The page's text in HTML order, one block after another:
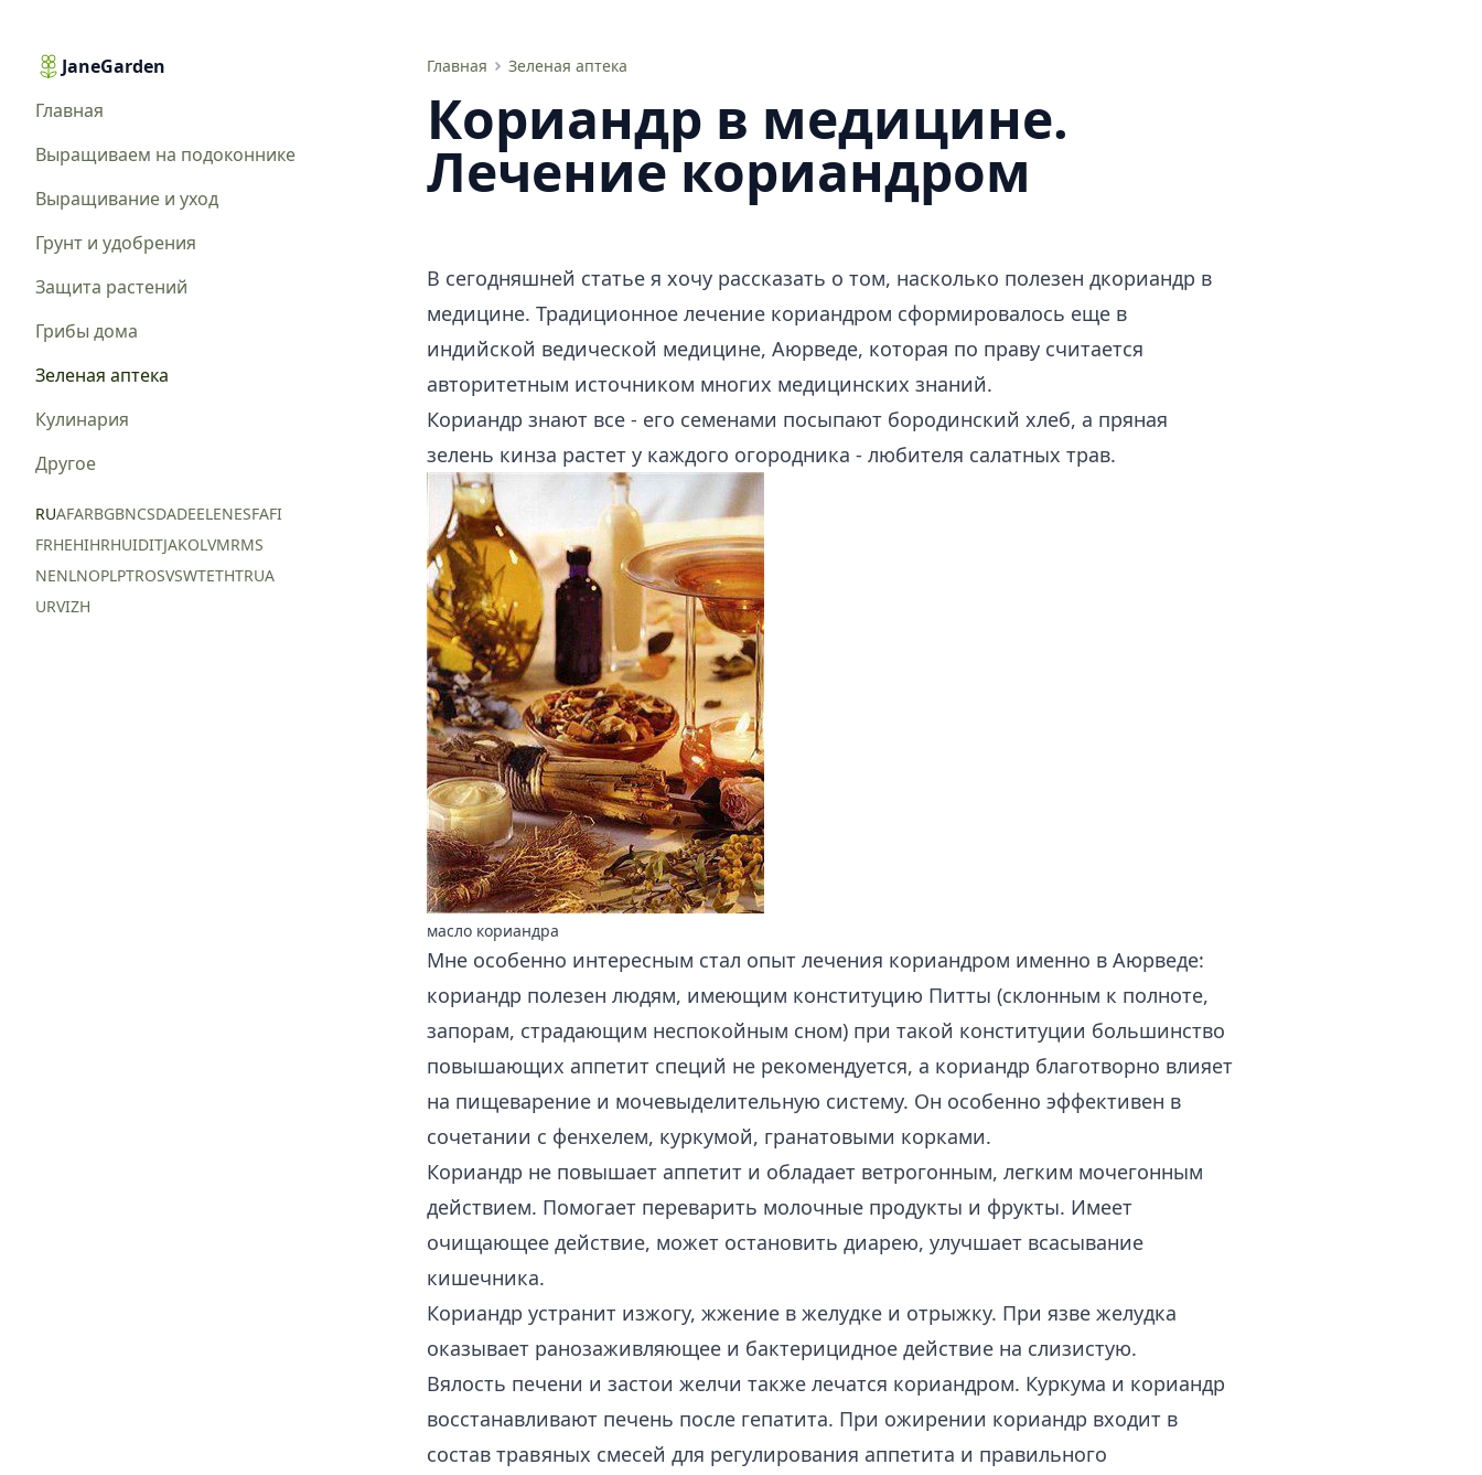
JaneGarden
Главная
Выращиваем на подоконнике
Выращивание и уход
Грунт и удобрения
Защита растений
Грибы дома
Зеленая аптека
Кулинария
Другое
RUAFARBGBNCSDADEELENESFAFI
FRHEHIHRHUIDITJAKOLVMRMS
NENLNOPLPTROSVSWTETHTRUA
URVIZH
Главная Зеленая аптека
Кориандр в медицине. Лечение кориандром
Кориандр в медицине.
Лечение кориандром
В сегодняшней статье я хочу рассказать о том, насколько полезен дкориандр в
медицине. Традиционное лечение кориандром сформировалось еще в
индийской ведической медицине, Аюрведе, которая по праву считается
авторитетным источником многих медицинских знаний.
Кориандр знают все - его семенами посыпают бородинский хлеб, а пряная
зелень кинза растет у каждого огородника - любителя салатных трав.
масло кориандра
Мне особенно интересным стал опыт лечения кориандром именно в Аюрведе:
кориандр полезен людям, имеющим конституцию Питты (склонным к полноте,
запорам, страдающим неспокойным сном) при такой конституции большинство
повышающих аппетит специй не рекомендуется, а кориандр благотворно влияет
на пищеварение и мочевыделительную систему. Он особенно эффективен в
сочетании с фенхелем, куркумой, гранатовыми корками.
Кориандр не повышает аппетит и обладает ветрогонным, легким мочегонным
действием. Помогает переварить молочные продукты и фрукты. Имеет
очищающее действие, может остановить диарею, улучшает всасывание
кишечника.
Кориандр устранит изжогу, жжение в желудке и отрыжку. При язве желудка
оказывает ранозаживляющее и бактерицидное действие на слизистую.
Вялость печени и застои желчи также лечатся кориандром. Куркума и кориандр
восстанавливают печень после гепатита. При ожирении кориандр входит в
состав травяных смесей для регулирования аппетита и правильного